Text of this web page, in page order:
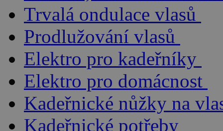
Trvalá ondulace vlasů
Prodlužování vlasů
Elektro pro kadeřníky
Elektro pro domácnost
Kadeřnické nůžky na
Kadeřnické potřeby